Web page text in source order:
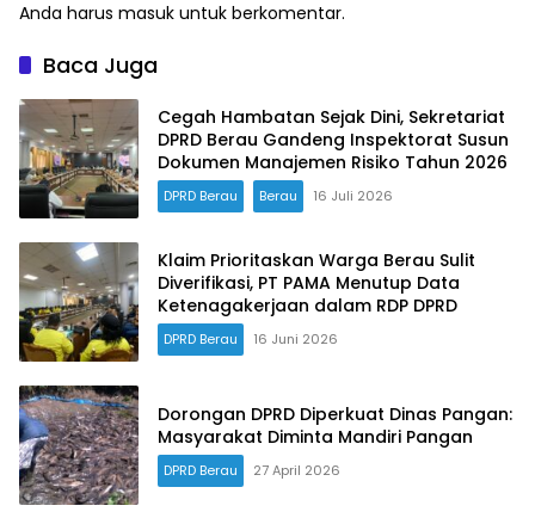
Anda harus masuk untuk berkomentar.
Baca Juga
Cegah Hambatan Sejak Dini, Sekretariat
DPRD Berau Gandeng Inspektorat Susun
Dokumen Manajemen Risiko Tahun 2026
DPRD Berau Berau 16 Juli 2026
Klaim Prioritaskan Warga Berau Sulit
Diverifikasi, PT PAMA Menutup Data
Ketenagakerjaan dalam RDP DPRD
DPRD Berau 16 Juni 2026
Dorongan DPRD Diperkuat Dinas Pangan:
Masyarakat Diminta Mandiri Pangan
DPRD Berau 27 April 2026